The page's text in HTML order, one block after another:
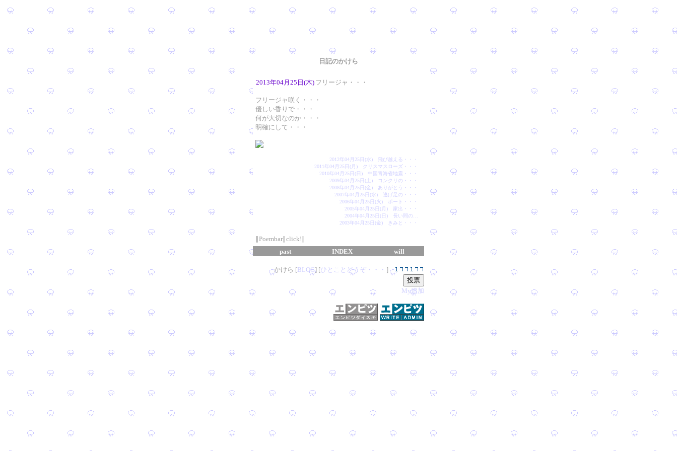
日記のかけら
2013年04月25日(木) フリージャ・・・
フリージャ咲く・・・
優しい香りで・・・
何が大切なのか・・・
明確にして・・・
2012年04月25日(水) 飛び越える・・・
2011年04月25日(月) クリスマスローズ・・・
2010年04月25日(日) 中国青海省地震・・・
2009年04月25日(土) コンクリの・・・
2008年04月25日(金) ありがとう・・・
2007年04月25日(水) 逃げ足の・・・
2006年04月25日(火) ポート・・・
2005年04月25日(月) 家出・・・
2004年04月25日(日) 長い間の…
2003年04月25日(金) きみと・・・
∥Poembar∥click!∥
past
INDEX will
かけら [BLOG] [ひとことどうぞ・・・ ］
My追加